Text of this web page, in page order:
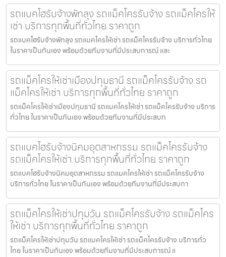
รถแบคโฮรับจ้างพัทลุง รถแม็คโครรับจ้าง รถแม็คโครให้
เช่า บริการทุกพื้นที่ทั่วไทย ราคาถูก
รถแบคโฮรับจ้างพัทลุง รถแมคโครให้เช่า รถแม็คโครรับจ้าง บริการทั่วไทย
ในราคาเป็นกันเอง พร้อมด้วยทีมงานที่มีประสบการณ์ และ
รถแม็คโครให้เช่าเมืองปทุมธานี รถแม็คโครรับจ้าง รถ
แม็คโครให้เช่า บริการทุกพื้นที่ทั่วไทย ราคาถูก
รถแม็คโครให้เช่าเมืองปทุมธานี รถแมคโครให้เช่า รถแม็คโครรับจ้าง บริการ
ทั่วไทย ในราคาเป็นกันเอง พร้อมด้วยทีมงานที่มีประสบก
รถแบคโฮรับจ้างนิคมอุตสาหกรรม รถแม็คโครรับจ้าง
รถแม็คโครให้เช่า บริการทุกพื้นที่ทั่วไทย ราคาถูก
รถแบคโฮรับจ้างนิคมอุตสาหกรรม รถแมคโครให้เช่า รถแม็คโครรับจ้าง
บริการทั่วไทย ในราคาเป็นกันเอง พร้อมด้วยทีมงานที่มีประสบกา
รถแม็คโครให้เช่าปทุมวัน รถแม็คโครรับจ้าง รถแม็คโคร
ให้เช่า บริการทุกพื้นที่ทั่วไทย ราคาถูก
รถแม็คโครให้เช่าปทุมวัน รถแมคโครให้เช่า รถแม็คโครรับจ้าง บริการทั่ว
ไทย ในราคาเป็นกันเอง พร้อมด้วยทีมงานที่มีประสบการณ์ แ